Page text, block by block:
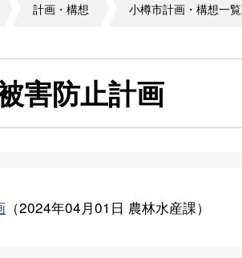
計画・構想 小樽市計画・構想一覧
害防止計画
（2024年04月01日 農林水産課）